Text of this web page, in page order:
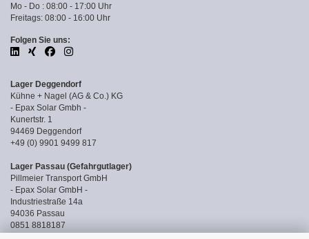
Mo - Do : 08:00 - 17:00 Uhr
Freitags: 08:00 - 16:00 Uhr
Folgen Sie uns:
Lager Deggendorf
Kühne + Nagel (AG & Co.) KG
- Epax Solar Gmbh -
Kunertstr. 1
94469 Deggendorf
+49 (0) 9901 9499 817
Lager Passau (Gefahrgutlager)
Pillmeier Transport GmbH
- Epax Solar GmbH -
Industriestraße 14a
94036 Passau
0851 8818187